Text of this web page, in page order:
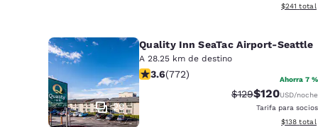
Ver
$241 total
29
Quality Inn SeaTac Airport-Seattle
A 28.25 km de destino
calificación de 3.65 estrellas. Bueno.
3.6(772) Ahorra 7 %
Precio tachado:
$129Precio con
$120USD/noche
Tarifa para socios
Ver
$138 total